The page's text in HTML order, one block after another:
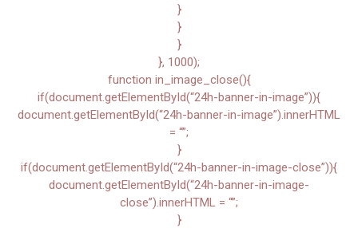
}
}
}
}, 1000);
function in_image_close(){
if(document.getElementById(“24h-banner-in-image”)){
document.getElementById(“24h-banner-in-image”).innerHTML
= “”;
}
if(document.getElementById(“24h-banner-in-image-close”)){
document.getElementById(“24h-banner-in-image-
close”).innerHTML = “”;
}